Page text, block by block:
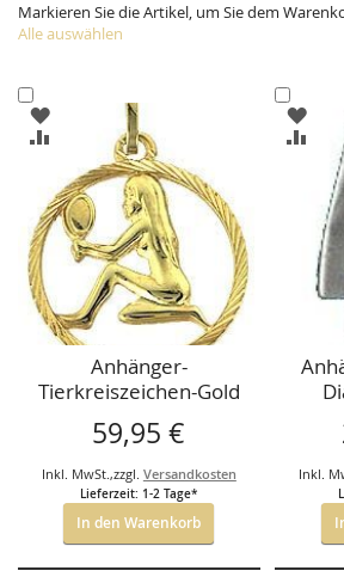
Markieren Sie die Artikel, um Sie dem
Alle auswählen
den
Warenkorb
ZUR
WUNSCHLISTE
HINZUFÜGEN
ZUR
VERGLEICHSLISTE
HINZUFÜGEN
Anhänger-
Tierkreiszeichen-Gold
333 , Motiv frei
wählbar.
59,95 €
Inkl. MwSt.,zzgl. Versandkosten
Lieferzeit: 1-2 Tage*
In den Warenkorb
denZUR
ZUR
Inkl.